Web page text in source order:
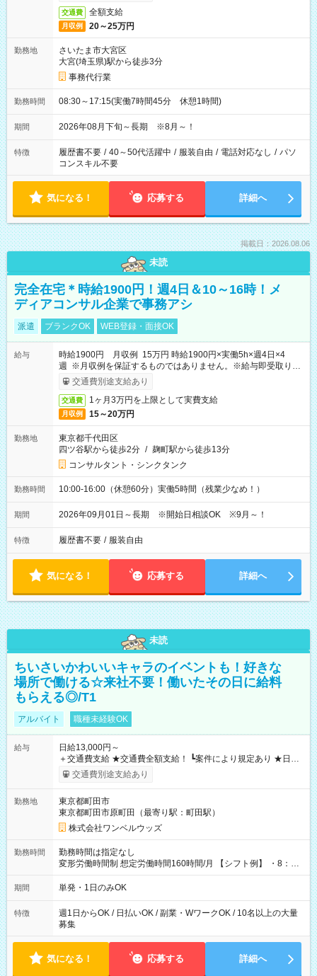
交通費 全額支給
月収例 20～25万円
勤務地
さいたま市大宮区
大宮(埼玉県)駅から徒歩3分
事務代行業
勤務時間 08:30～17:15(実働7時間45分 休憩1時間)
期間 2026年08月下旬～長期 ※8月～！
特徴 履歴書不要 / 40～50代活躍中 / 服装自由 / 電話対応なし / パソ
コンスキル不要
気になる！ 応募する 詳細へ
掲載日：2026.08.06
未読
完全在宅＊時給1900円！週4日＆10～16時！メ
ディアコンサル企業で事務アシ
派遣 ブランクOK WEB登録・面接OK
給与
時給1900円 月収例 15万円 時給1900円×実働5h×週4日×4
週 ※月収例を保証するものではありません。※給与即受取りサ
ービス利用可（利用条件有）
交通費別途支給あり
交通費 1ヶ月3万円を上限として実費支給
月収例 15～20万円
勤務地
東京都千代田区
四ツ谷駅から徒歩2分 / 麹町駅から徒歩13分
コンサルタント・シンクタンク
勤務時間 10:00-16:00（休憩60分）実働5時間（残業少なめ！）
期間 2026年09月01日～長期 ※開始日相談OK ※9月～！
特徴 履歴書不要 / 服装自由
気になる！ 応募する 詳細へ
未読
ちいさいかわいいキャラのイベントも！好きな
場所で働ける☆来社不要！働いたその日に給料
もらえる◎/T1
アルバイト 職種未経験OK
給与
日給13,000円～
＋交通費支給 ★交通費全額支給！ ┗案件により規定あり ★日払
いOK！（規定あり） ┗働いたその日に現金GET♪ お仕事後はコ
ンビニATMから 日払い分を引き落とせます！ 【試用期間】試
交通費別途支給あり
勤務地
東京都町田市
東京都町田市原町田（最寄り駅：町田駅）
株式会社ワンベルウッズ
勤務時間
勤務時間は指定なし
変形労働時間制 想定労働時間160時間/月 【シフト例】 ・8：00
～21：00
期間 単発・1日のみOK
特徴
週1日からOK / 日払いOK / 副業・WワークOK / 10名以上の大量
募集
気になる！ 応募する 詳細へ